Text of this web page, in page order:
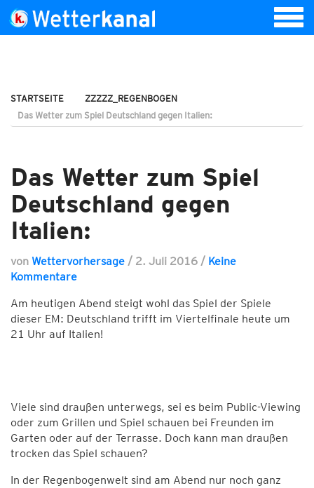
STARTSEITE
ZZZZZ_REGENBOGEN
Das Wetter zum Spiel Deutschland gegen Italien:
Das Wetter zum Spiel
Deutschland gegen
Italien:
von Wettervorhersage / 2. Juli 2016 / Keine
Kommentare
Am heutigen Abend steigt wohl das Spiel der Spiele
dieser EM: Deutschland trifft im Viertelfinale heute um
21 Uhr auf Italien!
Viele sind draußen unterwegs, sei es beim Public-Viewing
oder zum Grillen und Spiel schauen bei Freunden im
Garten oder auf der Terrasse. Doch kann man draußen
trocken das Spiel schauen?
In der Regenbogenwelt sind am Abend nur noch ganz